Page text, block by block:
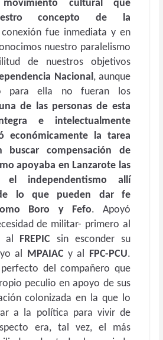
cultural que
concepto de la
conexión fue inmediata y en
nuestro paralelismo
de nuestros objetivos
Nacional, aunque
para ella no fueran los
de las personas de esta
e intelectualmente
económicamente la tarea
buscar compensación de
apoyaba en Lanzarote las
el independentismo allí
de lo que pueden dar fe
Boro y Fefo. Apoyó
de militar- primero al
al FREPIC sin esconder su
al MPAIACy al FPC-PCU.
del compañero que
peculio en apoyo de sus
colonizada en la que lo
a la política para vivir de
era, tal vez, el más